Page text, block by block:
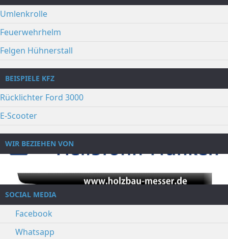
Umlenkrolle
Feuerwehrhelm
Felgen Hühnerstall
BEISPIELE KFZ
Rücklichter Ford 3000
E-Scooter
WIR BEZIEHEN VON
SOCIAL MEDIA
Facebook
Whatsapp